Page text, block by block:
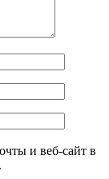
и веб-сайт в